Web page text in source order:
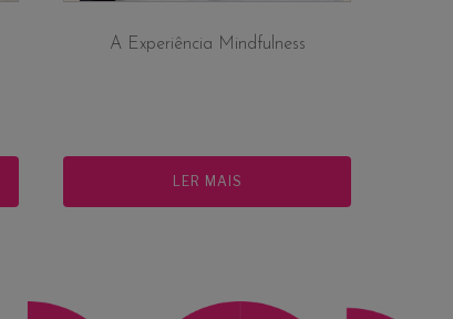
A Experiência Mindfulness
LER MAIS